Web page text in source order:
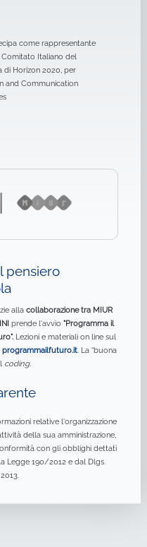
come rappresentante
Italiano del
di Horizon 2020, per
and Communication
pensiero
alla collaborazione tra MIUR
prende l'avvio "Programma il
Lezioni e materiali on line sul
programmailfuturo.it. La “buona
coding.
relative l'organizzazione
della sua amministrazione,
con gli obblighi dettati
Legge 190/2012 e dal Dlgs